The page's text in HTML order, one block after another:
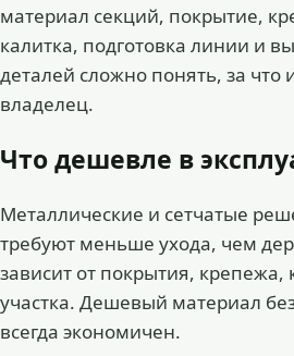
материал секций, покрытие,
калитка, подготовка линии и
деталей сложно понять, за что
владелец.
Что дешевле в
Металлические и сетчатые
требуют меньше ухода, чем
зависит от покрытия, крепежа,
участка. Дешевый материал
всегда экономичен.